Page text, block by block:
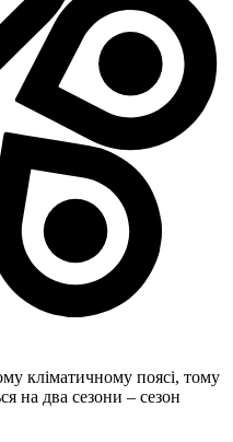
кліматичному поясі, тому
на два сезони – сезон